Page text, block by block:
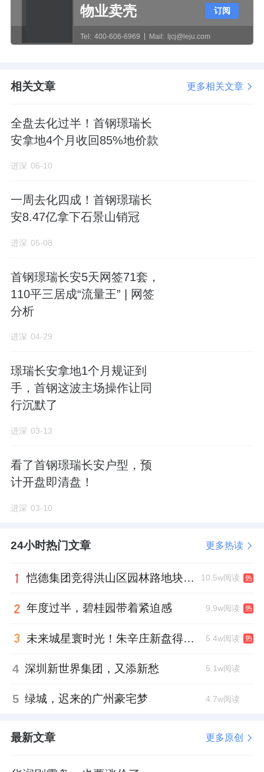
800柜的空间，完美解决收纳问题。
面，八窗全明。
套间达到20㎡。
空间利用率极高，灵活多变，能够承载不同家
88 ㎡低总价上车级，舒适不紧凑；
92 ㎡户型达到享受级，L型落地窗实景会非常
惊艳；
100㎡双卧朝南，功能性最强。
没有浪费面积，加上南北扩容的空间，已经达
到大平层的改善感了。
有转角大窗设计。
111㎡户型位于小区西北角的2#楼，可以看到
间的面积都更加舒适，主卧配有卫浴衣帽间，
功能性更强。
123㎡户型虽然是中间户，但由于
窗墙比足够
物业卖壳
Tel: 400-606-6969 Mail: ljcj@leju.com
订阅
相关文章 更多相关文章
全盘去化过半！首钢璟瑞长
安拿地4个月收回85%地价款
进深 06-10
一周去化四成！首钢璟瑞长
安8.47亿拿下石景山销冠
进深 05-08
首钢璟瑞长安5天网签71套，
110平三居成“流量王” | 网签
分析
进深 04-29
璟瑞长安拿地1个月规证到
手，首钢这波主场操作让同
行沉默了
进深 03-13
看了首钢璟瑞长安户型，预
计开盘即清盘！
进深 03-10
24小时热门文章 更多热读
恺德集团竞得洪山区园林路地块，引入贝好家C2M产品定位及营销服务 10.5w阅读 热
年度过半，碧桂园带着紧迫感 9.9w阅读 热
未来城星寰时光！朱辛庄新盘得房率创新高 5.4w阅读 热
4 深圳新世界集团，又添新愁 5.1w阅读
5 绿城，迟来的广州豪宅梦 4.7w阅读
最新文章 更多原创